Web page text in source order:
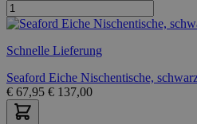
Schnelle Lieferung
Seaford Eiche Nischentische,
€ 67,95 € 137,00